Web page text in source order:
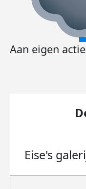
Aan eigen
Eise's